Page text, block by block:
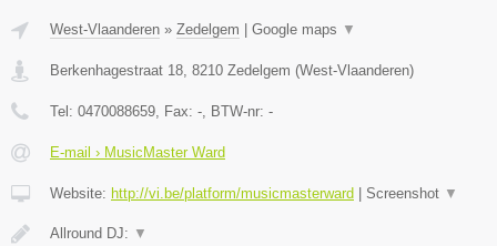
West-Vlaanderen » Zedelgem Google maps ▼
Berkenhagestraat 18, 8210 Zedelgem (West-Vlaanderen)
Tel: 0470088659, Fax: -, BTW-nr: -
E-mail › MusicMaster Ward
Website: http://vi.be/platform/musicmasterward Screenshot ▼
Allround DJ: ▼